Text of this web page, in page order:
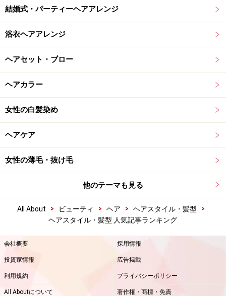
結婚式・パーティーヘアアレンジ
浴衣ヘアアレンジ
ヘアセット・ブロー
ヘアカラー
女性の白髪染め
ヘアケア
女性の薄毛・抜け毛
他のテーマも見る
All About > ビューティ > ヘア > ヘアスタイル・髪型
>
ヘアスタイル・髪型 人気記事ランキング
会社概要 採用情報
投資家情報 広告掲載
利用規約 プライバシーポリシー
All Aboutについて 著作権・商標・免責